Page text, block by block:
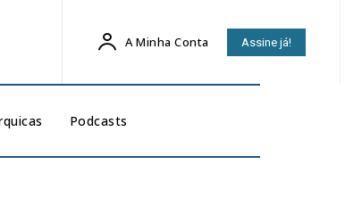
A Minha Conta Assine já!
Podcasts